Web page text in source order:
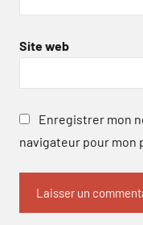
Site web
Enregistrer mon
navigateur pour mon